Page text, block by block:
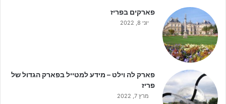
פארקים בפריז
יוני 8, 2022
פארק לה וילט – מידע למטייל בפארק הגדול של
פריז
מרץ 7, 2022